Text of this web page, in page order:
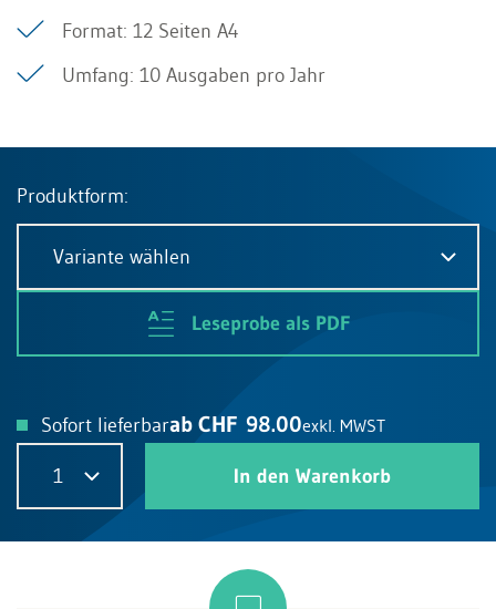
Format: 12 Seiten A4
Umfang: 10 Ausgaben pro Jahr
Produktform:
Variante wählen
Leseprobe als PDF
Sofort lieferbarab CHF 98.00exkl. MWST
1 In den Warenkorb